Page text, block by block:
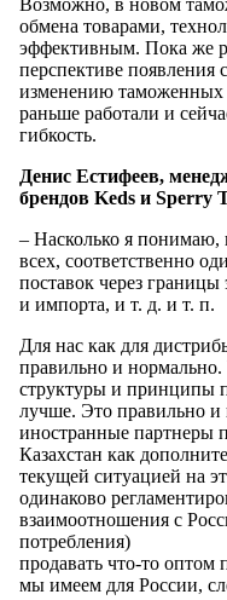
обмена товарами,
эффективным. Пока же
перспективе появления
изменению таможенных
раньше работали и
гибкость.
Денис Естифеев,
брендов Keds и Sperry
– Насколько я понимаю,
всех, соответственно
поставок через границы
и импорта, и т. д. и т. п.
Для нас как для
правильно и нормально.
структуры и принципы
лучше. Это правильно
иностранные партнеры
Казахстан как
текущей ситуацией на
одинаково
взаимоотношения с
потребления)
продавать что-то оптом
мы имеем для России,